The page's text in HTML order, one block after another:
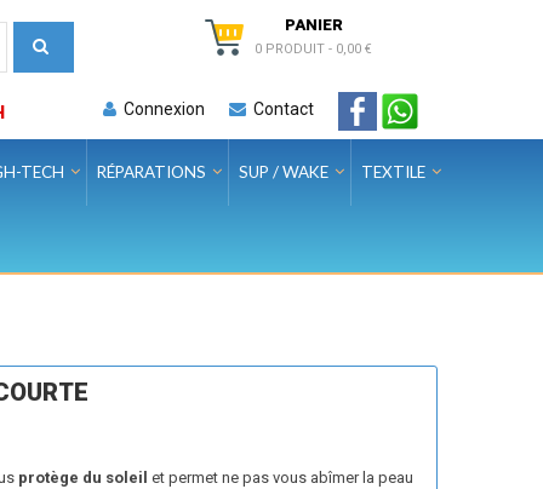
PANIER
0 PRODUIT - 0,00 €
Connexion Contact
TECH RÉPARATIONS SUP / WAKE TEXTILE
protège du soleil et permet ne pas vous abîmer la peau